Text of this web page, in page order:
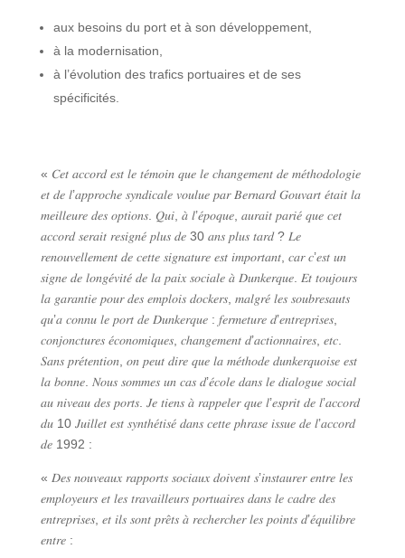
aux besoins du port et à son développement,
à la modernisation,
à l’évolution des trafics portuaires et de ses
spécificités.
« 𝐶𝑒𝑡 𝑎𝑐𝑐𝑜𝑟𝑑 𝑒𝑠𝑡 𝑙𝑒 𝑡𝑒́𝑚𝑜𝑖𝑛 𝑞𝑢𝑒 𝑙𝑒 𝑐ℎ𝑎𝑛𝑔𝑒𝑚𝑒𝑛𝑡 𝑑𝑒 𝑚𝑒́𝑡ℎ𝑜𝑑𝑜𝑙𝑜𝑔𝑖𝑒
𝑒𝑡 𝑑𝑒 𝑙’𝑎𝑝𝑝𝑟𝑜𝑐ℎ𝑒 𝑠𝑦𝑛𝑑𝑖𝑐𝑎𝑙𝑒 𝑣𝑜𝑢𝑙𝑢𝑒 𝑝𝑎𝑟 𝐵𝑒𝑟𝑛𝑎𝑟𝑑 𝐺𝑜𝑢𝑣𝑎𝑟𝑡 𝑒́𝑡𝑎𝑖𝑡 𝑙𝑎
𝑚𝑒𝑖𝑙𝑙𝑒𝑢𝑟𝑒 𝑑𝑒𝑠 𝑜𝑝𝑡𝑖𝑜𝑛𝑠. 𝑄𝑢𝑖, 𝑎̀ 𝑙’𝑒́𝑝𝑜𝑞𝑢𝑒, 𝑎𝑢𝑟𝑎𝑖𝑡 𝑝𝑎𝑟𝑖𝑒́ 𝑞𝑢𝑒 𝑐𝑒𝑡
𝑎𝑐𝑐𝑜𝑟𝑑 𝑠𝑒𝑟𝑎𝑖𝑡 𝑟𝑒𝑠𝑖𝑔𝑛𝑒́ 𝑝𝑙𝑢𝑠 𝑑𝑒 30 𝑎𝑛𝑠 𝑝𝑙𝑢𝑠 𝑡𝑎𝑟𝑑 ? 𝐿𝑒
𝑟𝑒𝑛𝑜𝑢𝑣𝑒𝑙𝑙𝑒𝑚𝑒𝑛𝑡 𝑑𝑒 𝑐𝑒𝑡𝑡𝑒 𝑠𝑖𝑔𝑛𝑎𝑡𝑢𝑟𝑒 𝑒𝑠𝑡 𝑖𝑚𝑝𝑜𝑟𝑡𝑎𝑛𝑡, 𝑐𝑎𝑟 𝑐’𝑒𝑠𝑡 𝑢𝑛
𝑠𝑖𝑔𝑛𝑒 𝑑𝑒 𝑙𝑜𝑛𝑔𝑒́𝑣𝑖𝑡𝑒́ 𝑑𝑒 𝑙𝑎 𝑝𝑎𝑖𝑥 𝑠𝑜𝑐𝑖𝑎𝑙𝑒 𝑎̀ 𝐷𝑢𝑛𝑘𝑒𝑟𝑞𝑢𝑒. 𝐸𝑡 𝑡𝑜𝑢𝑗𝑜𝑢𝑟𝑠
𝑙𝑎 𝑔𝑎𝑟𝑎𝑛𝑡𝑖𝑒 𝑝𝑜𝑢𝑟 𝑑𝑒𝑠 𝑒𝑚𝑝𝑙𝑜𝑖𝑠 𝑑𝑜𝑐𝑘𝑒𝑟𝑠, 𝑚𝑎𝑙𝑔𝑟𝑒́ 𝑙𝑒𝑠 𝑠𝑜𝑢𝑏𝑟𝑒𝑠𝑎𝑢𝑡𝑠
𝑞𝑢’𝑎 𝑐𝑜𝑛𝑛𝑢 𝑙𝑒 𝑝𝑜𝑟𝑡 𝑑𝑒 𝐷𝑢𝑛𝑘𝑒𝑟𝑞𝑢𝑒 : 𝑓𝑒𝑟𝑚𝑒𝑡𝑢𝑟𝑒 𝑑’𝑒𝑛𝑡𝑟𝑒𝑝𝑟𝑖𝑠𝑒𝑠,
𝑐𝑜𝑛𝑗𝑜𝑛𝑐𝑡𝑢𝑟𝑒𝑠 𝑒́𝑐𝑜𝑛𝑜𝑚𝑖𝑞𝑢𝑒𝑠, 𝑐ℎ𝑎𝑛𝑔𝑒𝑚𝑒𝑛𝑡 𝑑’𝑎𝑐𝑡𝑖𝑜𝑛𝑛𝑎𝑖𝑟𝑒𝑠, 𝑒𝑡𝑐.
𝑆𝑎𝑛𝑠 𝑝𝑟𝑒́𝑡𝑒𝑛𝑡𝑖𝑜𝑛, 𝑜𝑛 𝑝𝑒𝑢𝑡 𝑑𝑖𝑟𝑒 𝑞𝑢𝑒 𝑙𝑎 𝑚𝑒́𝑡ℎ𝑜𝑑𝑒 𝑑𝑢𝑛𝑘𝑒𝑟𝑞𝑢𝑜𝑖𝑠𝑒 𝑒𝑠𝑡
𝑙𝑎 𝑏𝑜𝑛𝑛𝑒. 𝑁𝑜𝑢𝑠 𝑠𝑜𝑚𝑚𝑒𝑠 𝑢𝑛 𝑐𝑎𝑠 𝑑’𝑒́𝑐𝑜𝑙𝑒 𝑑𝑎𝑛𝑠 𝑙𝑒 𝑑𝑖𝑎𝑙𝑜𝑔𝑢𝑒 𝑠𝑜𝑐𝑖𝑎𝑙
𝑎𝑢 𝑛𝑖𝑣𝑒𝑎𝑢 𝑑𝑒𝑠 𝑝𝑜𝑟𝑡𝑠. 𝐽𝑒 𝑡𝑖𝑒𝑛𝑠 𝑎̀ 𝑟𝑎𝑝𝑝𝑒𝑙𝑒𝑟 𝑞𝑢𝑒 𝑙’𝑒𝑠𝑝𝑟𝑖𝑡 𝑑𝑒 𝑙’𝑎𝑐𝑐𝑜𝑟𝑑
𝑑𝑢 10 𝐽𝑢𝑖𝑙𝑙𝑒𝑡 𝑒𝑠𝑡 𝑠𝑦𝑛𝑡ℎ𝑒́𝑡𝑖𝑠𝑒́ 𝑑𝑎𝑛𝑠 𝑐𝑒𝑡𝑡𝑒 𝑝ℎ𝑟𝑎𝑠𝑒 𝑖𝑠𝑠𝑢𝑒 𝑑𝑒 𝑙’𝑎𝑐𝑐𝑜𝑟𝑑
𝑑𝑒 1992 :
« 𝐷𝑒𝑠 𝑛𝑜𝑢𝑣𝑒𝑎𝑢𝑥 𝑟𝑎𝑝𝑝𝑜𝑟𝑡𝑠 𝑠𝑜𝑐𝑖𝑎𝑢𝑥 𝑑𝑜𝑖𝑣𝑒𝑛𝑡 𝑠’𝑖𝑛𝑠𝑡𝑎𝑢𝑟𝑒𝑟 𝑒𝑛𝑡𝑟𝑒 𝑙𝑒𝑠
𝑒𝑚𝑝𝑙𝑜𝑦𝑒𝑢𝑟𝑠 𝑒𝑡 𝑙𝑒𝑠 𝑡𝑟𝑎𝑣𝑎𝑖𝑙𝑙𝑒𝑢𝑟𝑠 𝑝𝑜𝑟𝑡𝑢𝑎𝑖𝑟𝑒𝑠 𝑑𝑎𝑛𝑠 𝑙𝑒 𝑐𝑎𝑑𝑟𝑒 𝑑𝑒𝑠
𝑒𝑛𝑡𝑟𝑒𝑝𝑟𝑖𝑠𝑒𝑠, 𝑒𝑡 𝑖𝑙𝑠 𝑠𝑜𝑛𝑡 𝑝𝑟𝑒̂𝑡𝑠 𝑎̀ 𝑟𝑒𝑐ℎ𝑒𝑟𝑐ℎ𝑒𝑟 𝑙𝑒𝑠 𝑝𝑜𝑖𝑛𝑡𝑠 𝑑’𝑒́𝑞𝑢𝑖𝑙𝑖𝑏𝑟𝑒
𝑒𝑛𝑡𝑟𝑒 :